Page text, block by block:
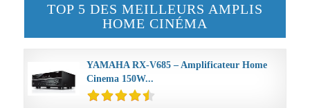
TOP 5 DES MEILLEURS AMPLIS
HOME CINÉMA
YAMAHA RX-V685 – Amplificateur Home
Cinema 150W...